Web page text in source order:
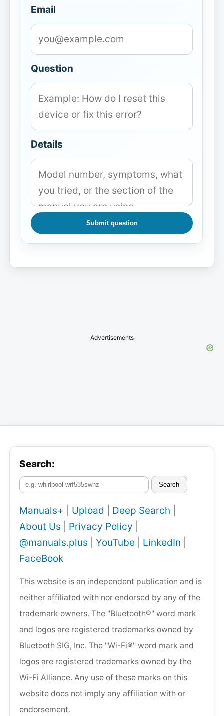
Email
Question
Details
Submit question
Advertisements
Search:
Search
Manuals+ Upload Deep Search
About Us
Privacy Policy
@manuals.plus
YouTube LinkedIn
FaceBook
This website is an independent publication and is
neither affiliated with nor endorsed by any of the
trademark owners. The "Bluetooth®" word mark
and logos are registered trademarks owned by
Bluetooth SIG, Inc. The "Wi-Fi®" word mark and
logos are registered trademarks owned by the
Wi-Fi Alliance. Any use of these marks on this
website does not imply any affiliation with or
endorsement.